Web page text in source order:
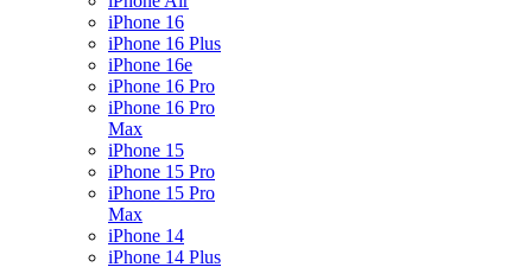
iPhone 16
iPhone 16 Plus
iPhone 16e
iPhone 16 Pro
iPhone 16 Pro
Max
iPhone 15
iPhone 15 Pro
iPhone 15 Pro
Max
iPhone 14
iPhone 14 Plus